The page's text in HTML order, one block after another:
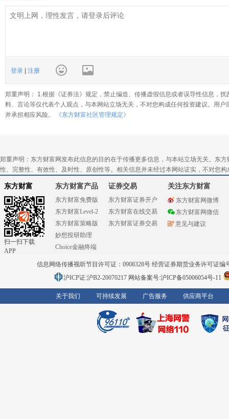
登录 注册
郑重声明： 1.根据《证券法》规定，禁止编造、传播虚假信息或者误导性信息，
料、言论等仅代表个人观点，与本网站立场无关，不对您构成任何投资建议。用
并承担相应风险。
《东方财富社区管理规定》
郑重声明：东方财富网发布此信息的目的在于传播更多信息，与本站立场无关。东
性、完整性、有效性、及时性、原创性等。相关信息并未经过本网站证实，不对您
东方财富
扫一扫下载
APP
东方财富产品
东方财富免费版
东方财富Level-2
东方财富策略版
妙想投研助理
Choice金融终端
证券交易
东方财富证券开户
东方财富在线交易
东方财富证券交易
关注东方财富
东方财富网微博
东方财富网微信
意见与建议
信息网络传播视听节目许可证：0908328号 经营证券期货业务许可证编
沪ICP证:沪B2-20070217 网站备案号:沪ICP备05006054号-11
关于我们 可持续发展 广告服务 供应商平台